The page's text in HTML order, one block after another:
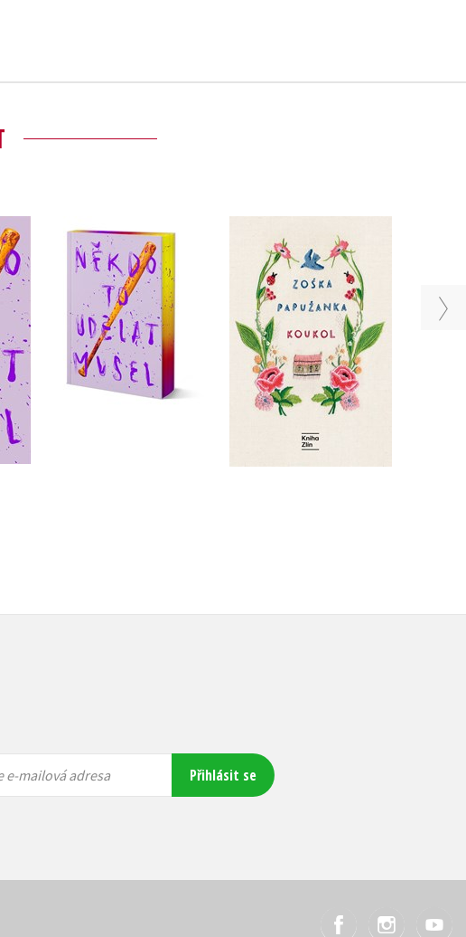
Někdo to udělat musel
- limitované vydání
Velikovsky
Do košíku
Koukol
Zoska Papuzanka
Do košíku
375 Kč
e-
e-
e-mailová adresa Přihlásit se